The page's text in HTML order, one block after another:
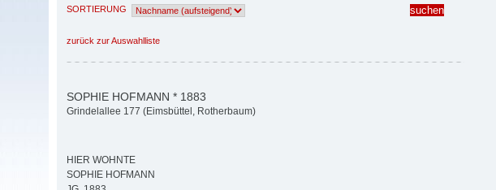
SORTIERUNG
zurück zur Auswahlliste
SOPHIE HOFMANN * 1883
Grindelallee 177 (Eimsbüttel, Rotherbaum)
HIER WOHNTE
SOPHIE HOFMANN